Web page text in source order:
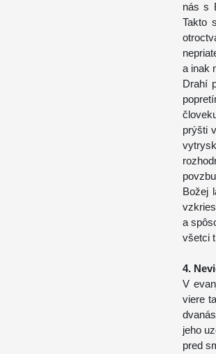
nás s
Takto
a inak
Drahí
prýšti
Božej
a
všetci
4.
V
viere
jeho
pred